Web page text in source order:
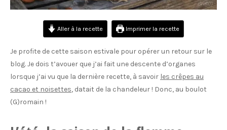
Aller à la recette Imprimer la recette
Je profite de cette saison estivale pour opérer un retour sur le
blog. Je dois t’avouer que j’ai fait une descente d’organes
lorsque j’ai vu que la dernière recette, à savoir les crêpes au
cacao et noisettes, datait de la chandeleur ! Donc, au boulot
(G)romain !